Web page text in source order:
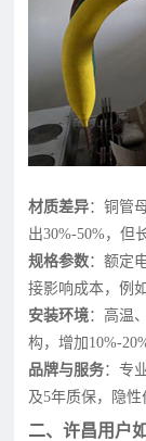
材质差异：铜管
出30%-50%，但
规格参数：额定
接影响成本，例
安装环境：高温
构，增加10%-
品牌与服务：专
及5年质保，隐性
二、许昌用户